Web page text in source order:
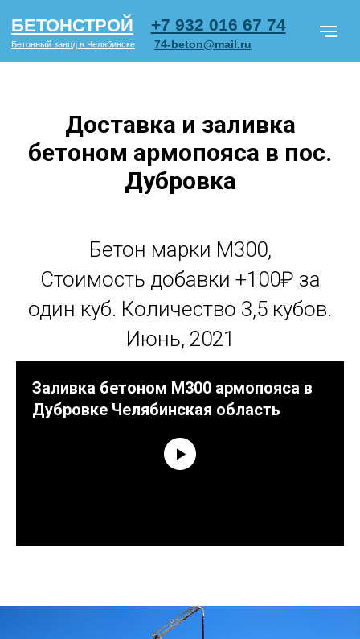
+7 932 016 67 74
74-beton@mail.ru
Марки бетона
БЕТОНСТРОЙ
Бетонный завод в Челябинске
Блоки ФБС
Бетон по типу объектов
Доставка и заливка
бетоном армопояса в пос.
Дубровка
Бетон марки М300,
Стоимость добавки +100₽ за
один куб. Количество 3,5 кубов.
Июнь, 2021
Заливка бетоном М300 армопояса в
Дубровке Челябинская область